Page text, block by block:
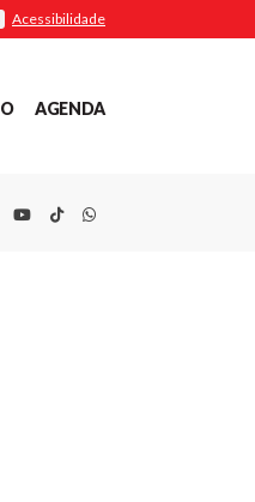
Acessibilidade
AGENDA
Youtube
TikTokWhatsapp